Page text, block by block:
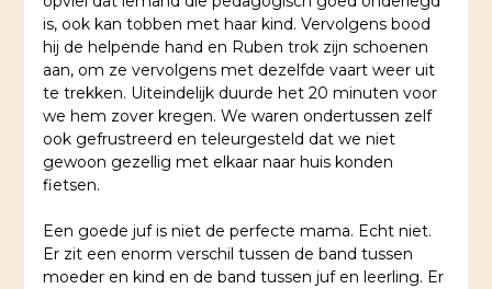
is, ook kan tobben met haar kind. Vervolgens bood
hij de helpende hand en Ruben trok zijn schoenen
aan, om ze vervolgens met dezelfde vaart weer uit
te trekken. Uiteindelijk duurde het 20 minuten voor
we hem zover kregen. We waren ondertussen zelf
ook gefrustreerd en teleurgesteld dat we niet
gewoon gezellig met elkaar naar huis konden
fietsen.
Een goede juf is niet de perfecte mama. Echt niet.
Er zit een enorm verschil tussen de band tussen
moeder en kind en de band tussen juf en leerling. Er